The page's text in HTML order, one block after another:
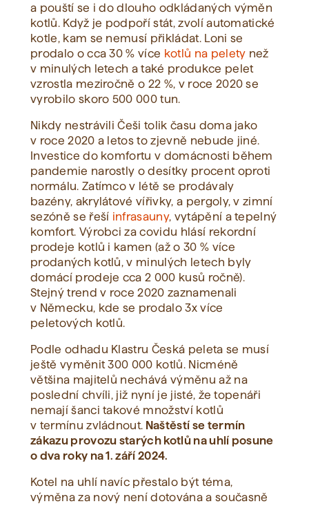
a pouští se i do dlouho odkládaných výměn
kotlů. Když je podpoří stát, zvolí automatické
kotle, kam se nemusí přikládat. Loni se
prodalo o cca 30 % více kotlů na pelety než
v minulých letech a také produkce pelet
vzrostla meziročně o 22 %, v roce 2020 se
vyrobilo skoro 500 000 tun.
Nikdy nestrávili Češi tolik času doma jako
v roce 2020 a letos to zjevně nebude jiné.
Investice do komfortu v domácnosti během
pandemie narostly o desítky procent oproti
normálu. Zatímco v létě se prodávaly
bazény, akrylátové vířivky, a pergoly, v zimní
sezóně se řeší infrasauny, vytápění a tepelný
komfort. Výrobci za covidu hlásí rekordní
prodeje kotlů i kamen (až o 30 % více
prodaných kotlů, v minulých letech byly
domácí prodeje cca 2 000 kusů ročně).
Stejný trend v roce 2020 zaznamenali
v Německu, kde se prodalo 3x více
peletových kotlů.
Podle odhadu Klastru Česká peleta se musí
ještě vyměnit 300 000 kotlů. Nicméně
většina majitelů nechává výměnu až na
poslední chvíli, již nyní je jisté, že topenáři
nemají šanci takové množství kotlů
v termínu zvládnout. Naštěstí se termín
zákazu provozu starých kotlů na uhlí posune
o dva roky na 1. září 2024.
Kotel na uhlí navíc přestalo být téma,
výměna za nový není dotována a současně